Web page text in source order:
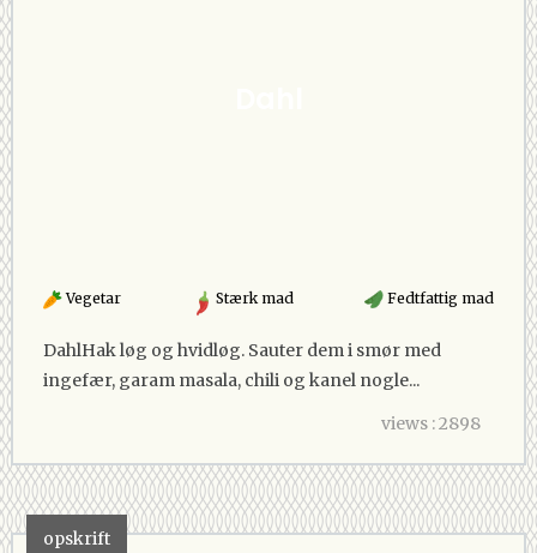
Vegetar Stærk mad Fedtfattig mad
DahlHak løg og hvidløg. Sauter dem i smør med
ingefær, garam masala, chili og kanel nogle...
views : 2898
opskrift